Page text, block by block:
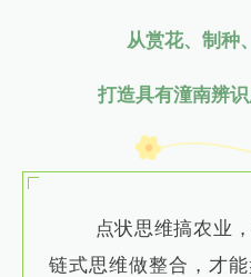
从赏花、制种
打造具有潼南辨
点状思维搞农业
链式思维做整合，才